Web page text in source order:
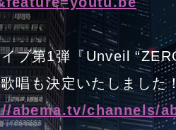
ブ第1弾『Unveil
唱も決定いたしました
abema.tv/channels/